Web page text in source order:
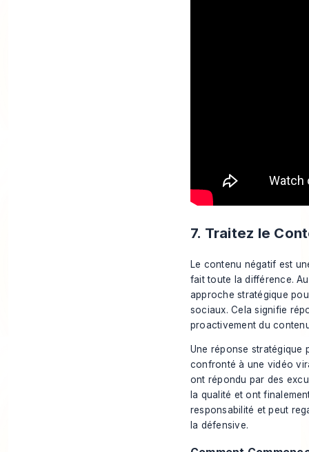
7. Traitez le
Le contenu négatif est
fait toute la différence.
approche stratégique
sociaux. Cela signifie
proactivement du
Une réponse stratégique
confronté à une vidéo
ont répondu par des
la qualité et ont
responsabilité et peut
la défensive.